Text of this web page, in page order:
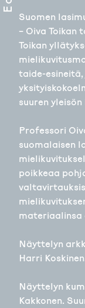
Suomen
– Oiva Toikan
Toikan
taide-
suuren
Professori
suomalaisen
poikkeaa
materiaalinsa
Näyttelyn
Harri
Näyttelyn
Kakkonen.